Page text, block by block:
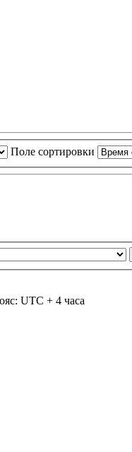
Поле сортировки
UTC + 4 часа